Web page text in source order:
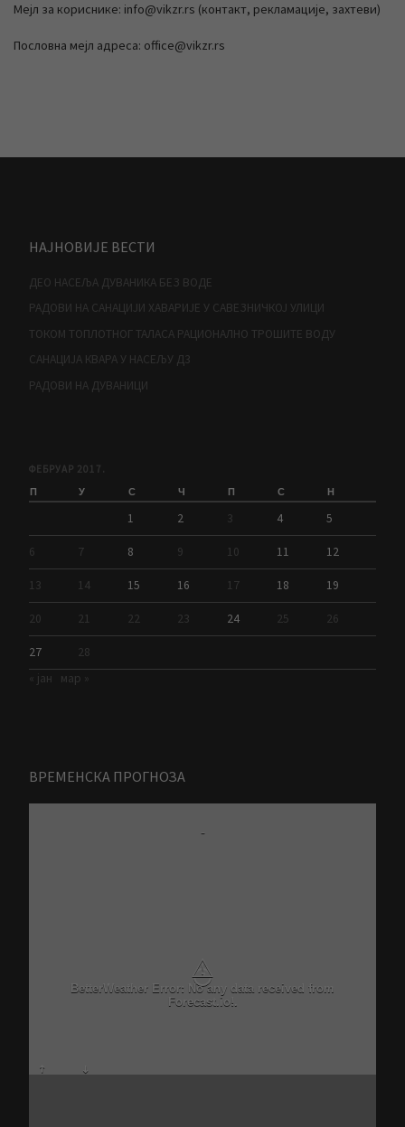
Мејл за кориснике: info@vikzr.rs (контакт, рекламације, захтеви)
Пословна мејл адреса: office@vikzr.rs
НАЈНОВИЈЕ ВЕСТИ
ДЕО НАСЕЉА ДУВАНИКА БЕЗ ВОДЕ
РАДОВИ НА САНАЦИЈИ ХАВАРИЈЕ У САВЕЗНИЧКОЈ УЛИЦИ
ТОКОМ ТОПЛОТНОГ ТАЛАСА РАЦИОНАЛНО ТРОШИТЕ ВОДУ
САНАЦИЈА КВАРА У НАСЕЉУ Д3
РАДОВИ НА ДУВАНИЦИ
ФЕБРУАР 2017.
П У С Ч П С Н
1 2 3 4 5
6 7 8 9 10 11 12
13 14 15 16 17 18 19
20 21 22 23 24 25 26
27
28
« јан
мар »
ВРЕМЕНСКА ПРОГНОЗА
-
⚠
BetterWeather Error: No any data received from
Forecast.io!.